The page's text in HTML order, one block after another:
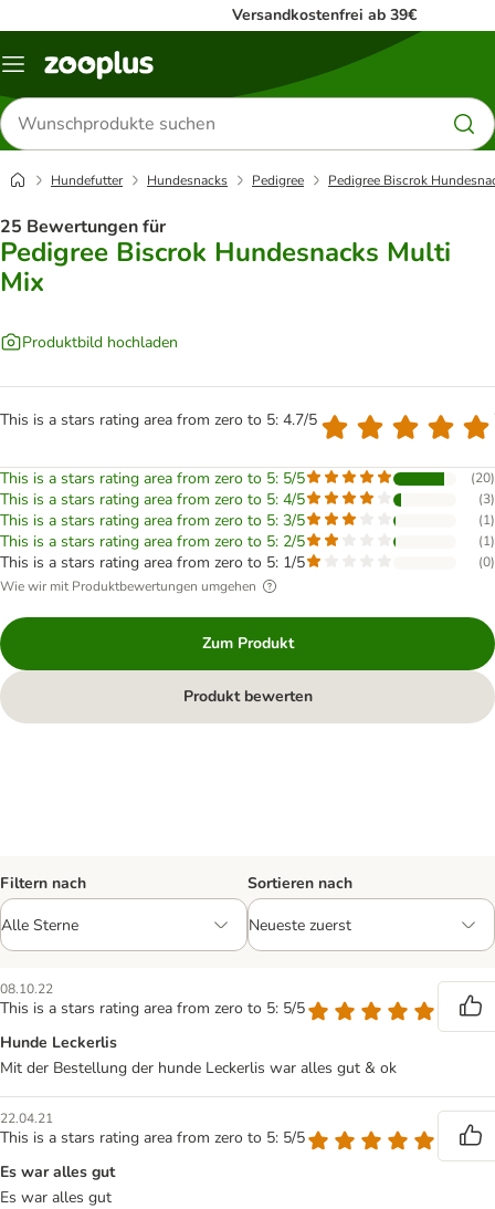
Versandkostenfrei ab 39€
Menü
Produkte
suchen
Hundefutter Hundesnacks Pedigree Pedigree Biscrok
25 Bewertungen für
Pedigree Biscrok Hundesnacks Multi
Mix
Produktbild hochladen
This is a stars rating area from zero to 5: 4.7/5
This is a stars rating area from zero to 5: 5/5 (20)
This is a stars rating area from zero to 5: 4/5 (3)
This is a stars rating area from zero to 5: 3/5 (1)
This is a stars rating area from zero to 5: 2/5 (1)
This is a stars rating area from zero to 5: 1/5 (0)
Wie wir mit Produktbewertungen umgehen
Zum Produkt
Produkt bewerten
Filtern nach Sortieren nach
08.10.22
This is a stars rating area from zero to 5: 5/5
Hunde Leckerlis
Mit der Bestellung der hunde Leckerlis war alles gut & ok
22.04.21
This is a stars rating area from zero to 5: 5/5
Es war alles gut
Es war alles gut